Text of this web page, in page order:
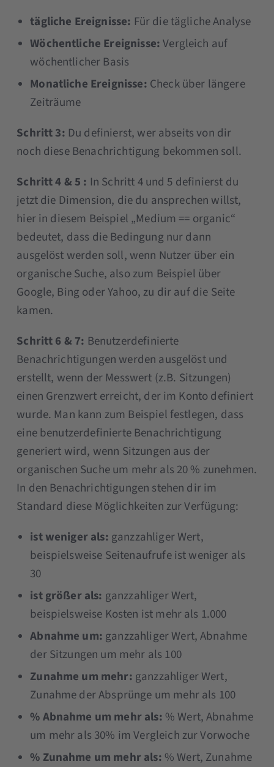
tägliche Ereignisse: Für die tägliche Analyse
Wöchentliche Ereignisse:Vergleich auf
wöchentlicher Basis
Monatliche Ereignisse: Check über längere
Zeiträume
Schritt 3: Du definierst, wer abseits von dir
noch diese Benachrichtigung bekommen soll.
Schritt 4 & 5 : In Schritt 4 und 5 definierst du
jetzt die Dimension, die du ansprechen willst,
hier in diesem Beispiel „Medium == organic“
bedeutet, dass die Bedingung nur dann
ausgelöst werden soll, wenn Nutzer über ein
organische Suche, also zum Beispiel über
Google, Bing oder Yahoo, zu dir auf die Seite
kamen.
Schritt 6 & 7: Benutzerdefinierte
Benachrichtigungen werden ausgelöst und
erstellt, wenn der Messwert (z.B. Sitzungen)
einen Grenzwert erreicht, der im Konto definiert
wurde. Man kann zum Beispiel festlegen, dass
eine benutzerdefinierte Benachrichtigung
generiert wird, wenn Sitzungen aus der
organischen Suche um mehr als 20 % zunehmen.
In den Benachrichtigungen stehen dir im
Standard diese Möglichkeiten zur Verfügung:
ist weniger als: ganzzahliger Wert,
beispielsweise Seitenaufrufe ist weniger als
30
ist größer als: ganzzahliger Wert,
beispielsweise Kosten ist mehr als 1.000
Abnahme um: ganzzahliger Wert, Abnahme
der Sitzungen um mehr als 100
Zunahme um mehr: ganzzahliger Wert,
Zunahme der Absprünge um mehr als 100
% Abnahme um mehr als: % Wert, Abnahme
um mehr als 30% im Vergleich zur Vorwoche
% Zunahme um mehr als: % Wert, Zunahme